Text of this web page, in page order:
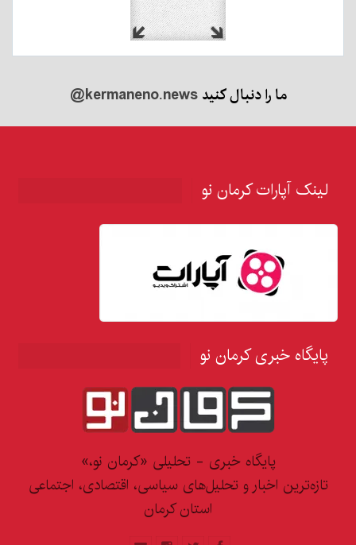
ما را دنبال کنید@kermaneno.news
لینک آپارات کرمان نو
پایگاه خبری کرمان نو
پایگاه خبری - تحلیلی «کرمان نو،»
تازه‌ترین اخبار و تحلیل‌های سیاسی، اقتصادی، اجتماعی
استان کرمان